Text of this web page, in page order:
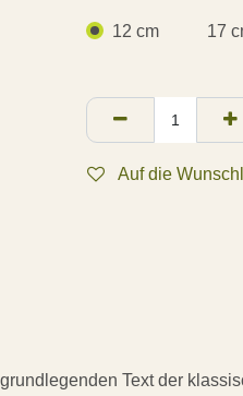
12 cm 17
Auf die
Text der